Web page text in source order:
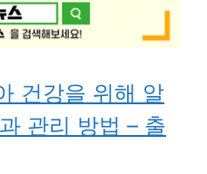
건강을 위해 알
관리 방법 – 출